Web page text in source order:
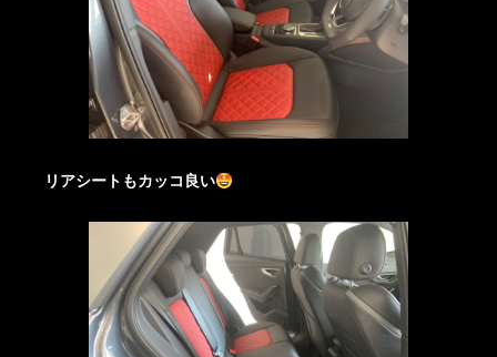
リアシートもカッコ良い